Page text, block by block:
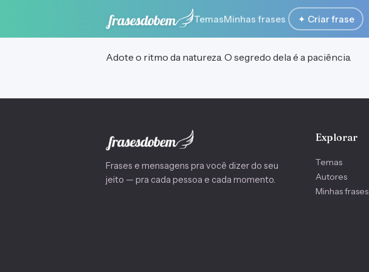
TemasMinhas frases ✦ Criar frase
Adote o ritmo da natureza. O segredo dela é a paciência.
Frases e mensagens pra você dizer do seu
jeito — pra cada pessoa e cada momento.
Explorar
Temas
Autores
Minhas frases